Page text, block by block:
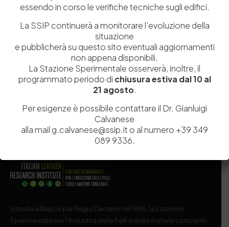
Salva il mio nome, email e sito web in questo browser per la
prossima volta che commento.
Post Comment
Istituita a Napoli per Regio Decreto nel 1885, la Stazione
Sperimentale per l’Industria delle Pelli e delle materie concianti
essendo in corso le verifiche tecniche sugli edifici.
La SSIP continuerà a monitorare l’evoluzione della
situazione
e pubblicherà su questo sito eventuali aggiornamenti
non appena disponibili.
La Stazione Sperimentale osserverà, inoltre, il
programmato periodo di chiusura estiva dal 10 al
21 agosto.
Per esigenze è possibile contattare il Dr. Gianluigi
Calvanese
alla mail g.calvanese@ssip.it o al numero +39 349
089 9336.